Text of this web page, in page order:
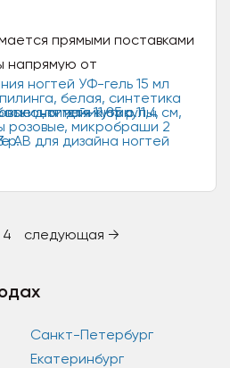
прямыми поставками
напрямую от
обеспечивать
4 следующая →
Санкт-Петербург
Екатеринбург